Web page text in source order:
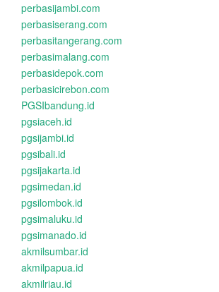
perbasijambi.com
perbasiserang.com
perbasitangerang.com
perbasimalang.com
perbasidepok.com
perbasicirebon.com
PGSIbandung.id
pgsiaceh.id
pgsijambi.id
pgsibali.id
pgsijakarta.id
pgsimedan.id
pgsilombok.id
pgsimaluku.id
pgsimanado.id
akmilsumbar.id
akmilpapua.id
akmilriau.id